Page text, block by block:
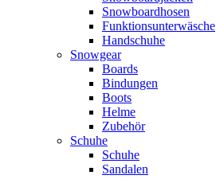
Snowboardhosen
Funktionsunterwäsche
Handschuhe
Snowgear
Boards
Bindungen
Boots
Helme
Zubehör
Schuhe
Schuhe
Sandalen